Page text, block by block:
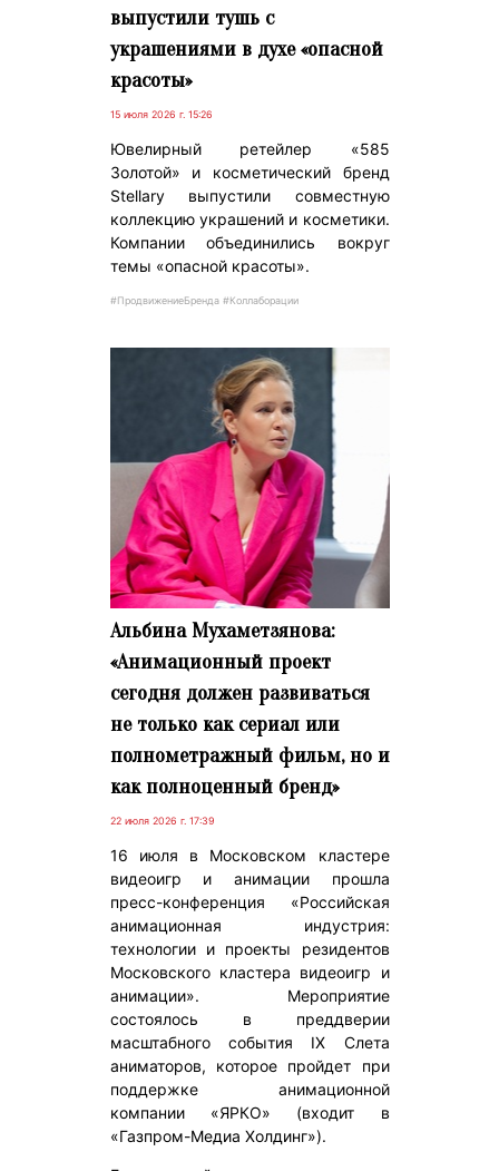
выпустили тушь с
украшениями в духе «опасной
красоты»
15 июля 2026 г. 15:26
Ювелирный ретейлер «585
Золотой» и косметический бренд
Stellary выпустили совместную
коллекцию украшений и косметики.
Компании объединились вокруг
темы «опасной красоты».
#ПродвижениеБренда #Коллаборации
Альбина Мухаметзянова:
«Анимационный проект
сегодня должен развиваться
не только как сериал или
полнометражный фильм, но и
как полноценный бренд»
22 июля 2026 г. 17:39
16 июля в Московском кластере
видеоигр и анимации прошла
пресс-конференция «Российская
анимационная индустрия:
технологии и проекты резидентов
Московского кластера видеоигр и
анимации». Мероприятие
состоялось в преддверии
масштабного события IX Слета
аниматоров, которое пройдет при
поддержке анимационной
компании «ЯРКО» (входит в
«Газпром-Медиа Холдинг»).